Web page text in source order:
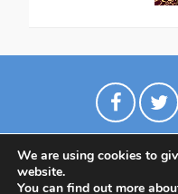
We are using cookies to
website.
You can find out more